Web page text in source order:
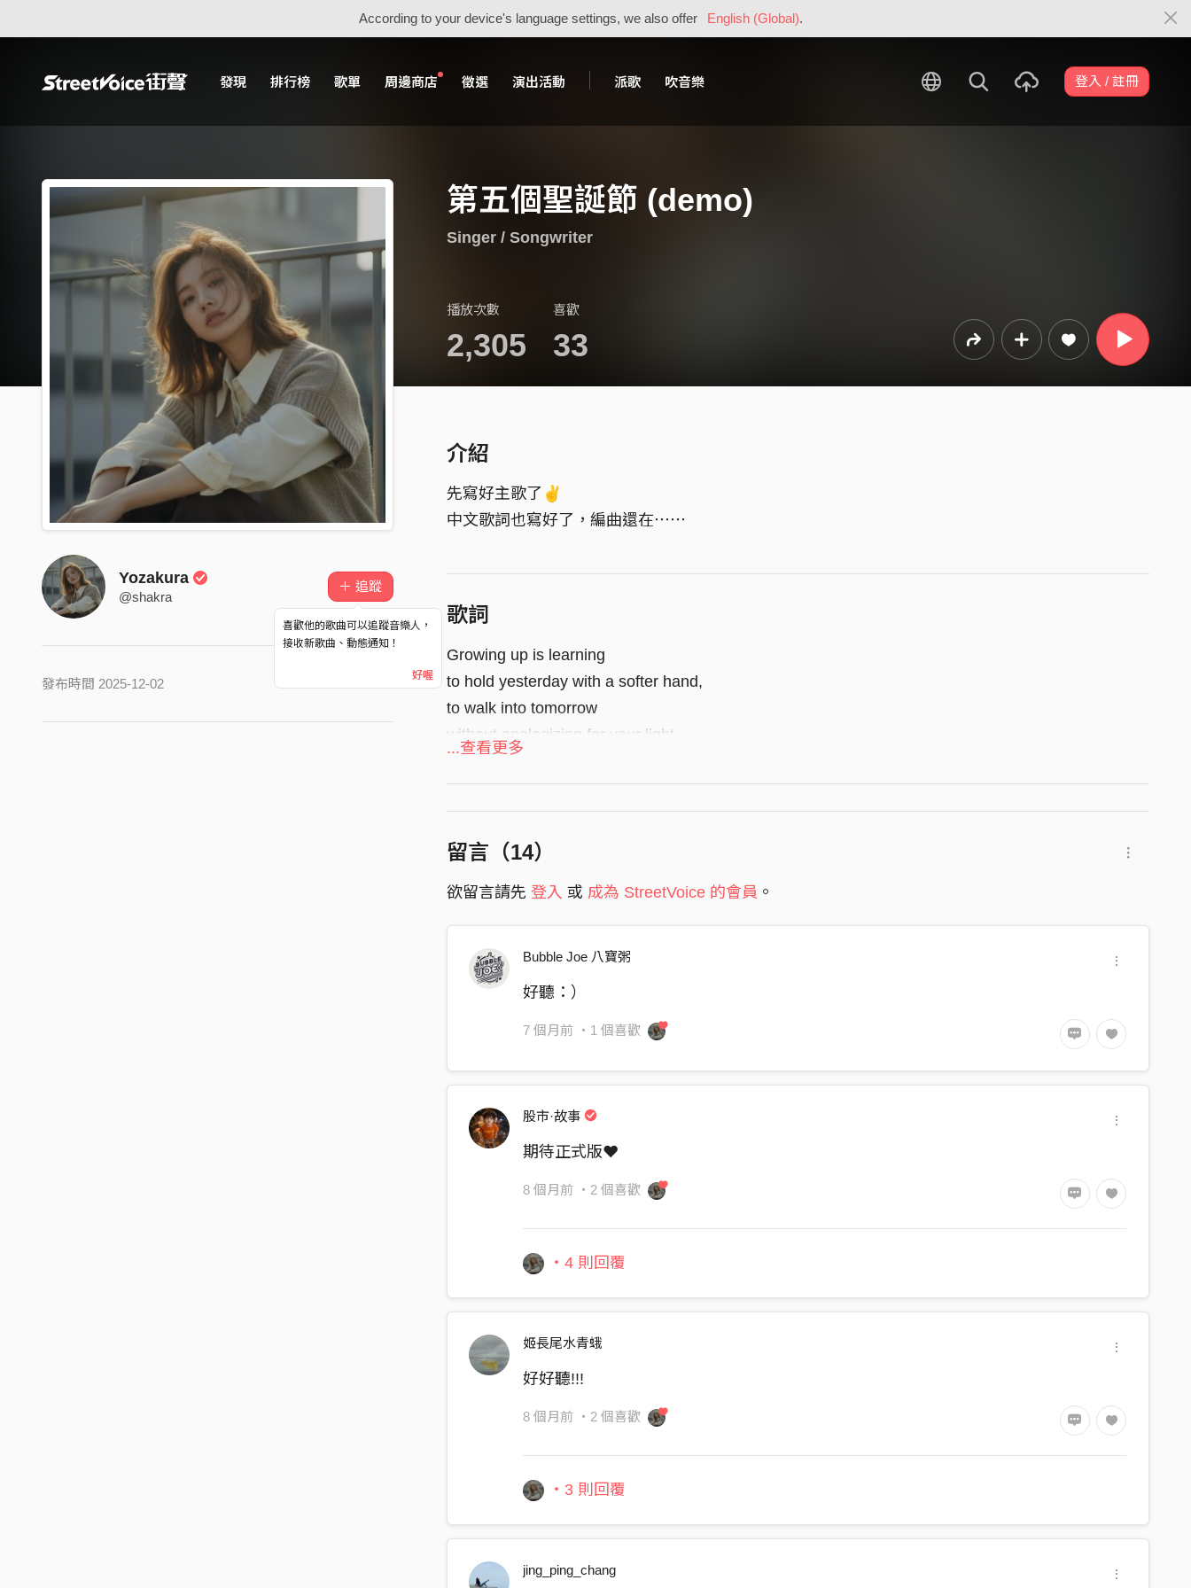
According to your device's language settings, we also offer English (Global).
發現 排行榜 歌單 周邊商店 徵選 演出活動 派歌 吹音樂 登入 / 註冊
第五個聖誕節 (demo)
Singer / Songwriter
播放次數
2,305
喜歡
33
Yozakura
@shakra
＋ 追蹤
喜歡他的歌曲可以追蹤音樂人，
接收新歌曲、動態通知！
好喔
發布時間 2025-12-02
介紹
先寫好主歌了✌️
中文歌詞也寫好了，編曲還在⋯⋯
歌詞
Growing up is learning
to hold yesterday with a softer hand,
to walk into tomorrow
without apologizing for your light.
We do not outgrow our homes,
we simply learn to become one.
turn light-years into longing
with this present breath
turn light-years into longing
with this present breath
softly keep our hearts at peace
may you be well
...查看更多
留言（14）
欲留言請先 登入 或 成為 StreetVoice 的會員 。
Bubble Joe 八寶粥
好聽：）
7 個月前 ・1 個喜歡
股市·故事
期待正式版❤️
8 個月前 ・2 個喜歡
・4 則回覆
姬長尾水青蛾
好好聽!!!
8 個月前 ・2 個喜歡
・3 則回覆
jing_ping_chang